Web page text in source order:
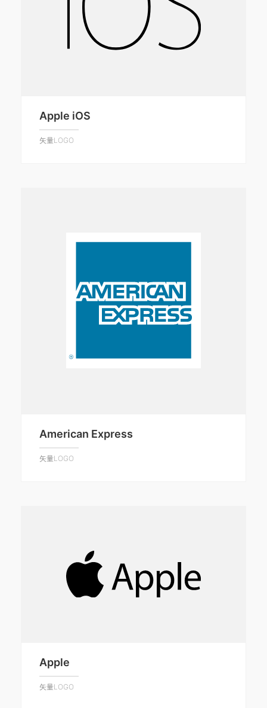
Apple iOS
矢量LOGO
American Express
矢量LOGO
Apple
矢量LOGO